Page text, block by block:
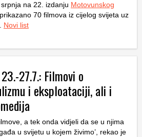
na 22. izdanju Motovunskog
70 filmova iz cijelog svijeta uz
Novi list
27.7.: Filmovi o
i eksploataciji, ali i
a tek onda vidjeli da se u njima
u svijetu u kojem živimo’, rekao je